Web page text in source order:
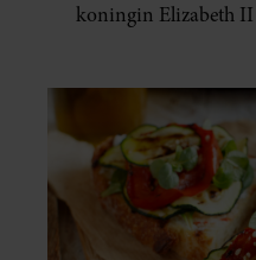
koningin Elizabeth II